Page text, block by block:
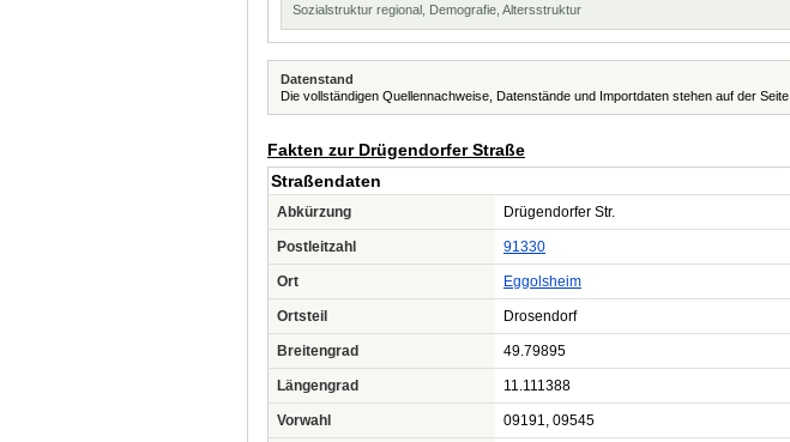
Sozialstruktur regional, Demografie, Altersstruktur
Datenstand
Die vollständigen Quellennachweise, Datenstände und Importdaten stehen auf der Seite
Fakten zur Drügendorfer Straße
Straßendaten
Abkürzung Drügendorfer Str.
Postleitzahl 91330
Ort Eggolsheim
Ortsteil Drosendorf
Breitengrad 49.79895
Längengrad 11.111388
Vorwahl 09191, 09545